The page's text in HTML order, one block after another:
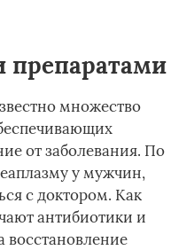
препаратами
множество
от заболевания. По
у мужчин,
с доктором. Как
антибиотики и